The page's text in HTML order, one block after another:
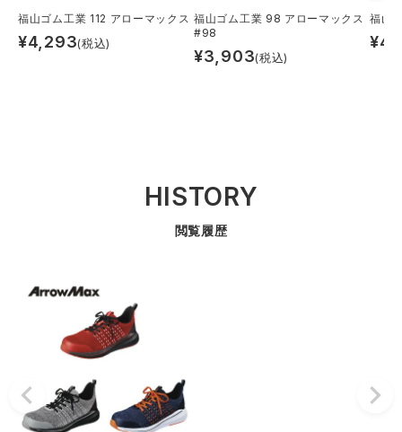
福山ゴム工業 112 アローマックス
¥4,293(税込)
福山ゴム工業 98 アローマックス
#98
¥3,903(税込)
福山
¥
HISTORY
閲覧履歴